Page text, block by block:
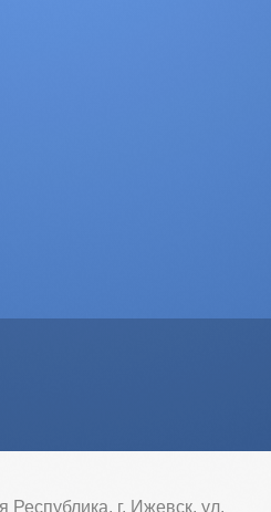
Республика, г. Ижевск, ул.